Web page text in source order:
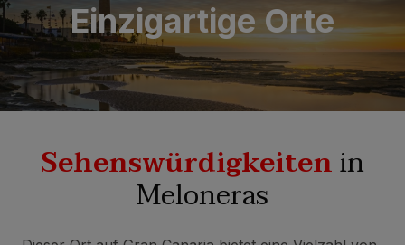
Einzigartige Orte
Sehenswürdigkeitenin
Meloneras